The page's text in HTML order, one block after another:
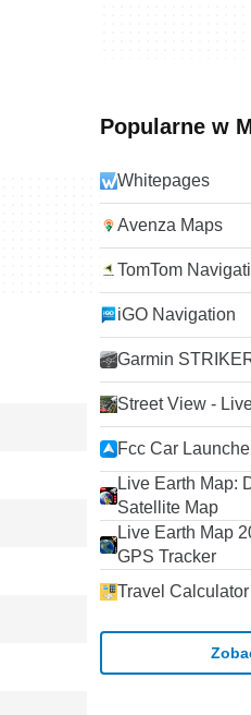
Popularne w
Whitepages
Avenza Maps
TomTom
iGO Navigation
Garmin
Street View -
Fcc Car
Live Earth Map:
Satellite Map
Live Earth Map
GPS Tracker
Travel Calculator